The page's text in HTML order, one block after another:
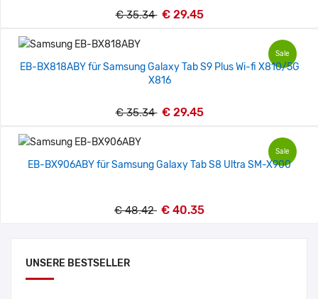
UNSERE BESTSELLER
€ 35.34 € 29.45
Sale
EB-BX818ABY für Samsung Galaxy Tab S9 Plus Wi-fi X810/5G
X816
€ 35.34 € 29.45
Sale
EB-BX906ABY für Samsung Galaxy Tab S8 Ultra SM-X900
€ 48.42 € 40.35